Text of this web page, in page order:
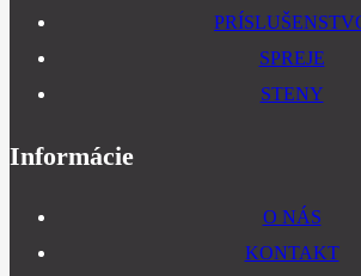
SPREJE
STENY
Informácie
O NÁS
KONTAKT